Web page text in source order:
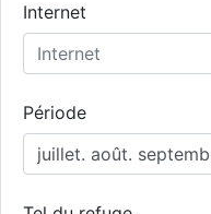
Internet
Période